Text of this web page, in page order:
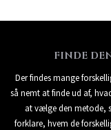
FINDE
Der findes mange
så nemt at finde ud af,
at vælge den metode,
forklare, hvem de